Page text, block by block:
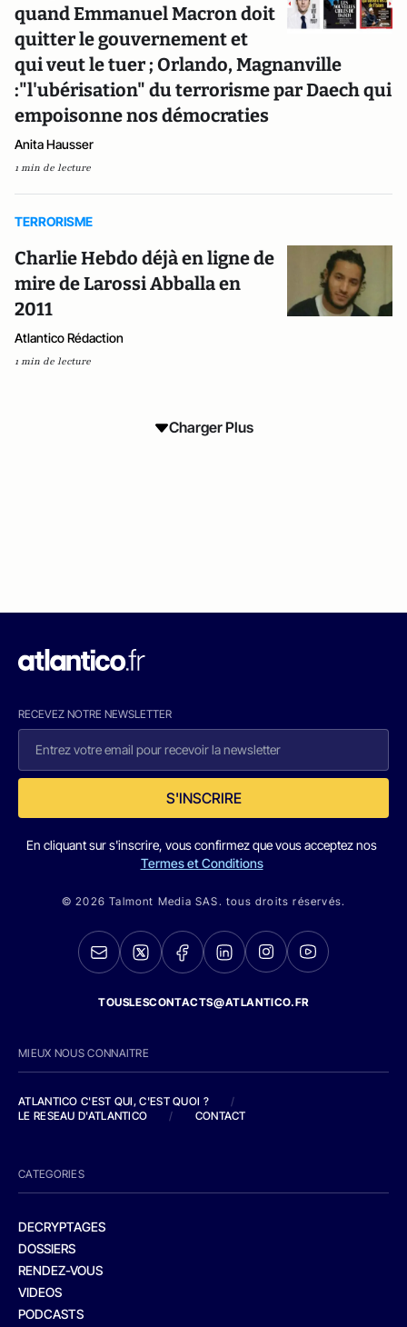
quand Emmanuel Macron doit
quitter le gouvernement et
qui veut le tuer ; Orlando, Magnanville
:"l'ubérisation" du terrorisme par Daech qui
empoisonne nos démocraties
Anita Hausser
1 min de lecture
TERRORISME
Charlie Hebdo déjà en ligne de
mire de Larossi Abballa en
2011
Atlantico Rédaction
1 min de lecture
Charger Plus
RECEVEZ NOTRE NEWSLETTER
S'INSCRIRE
En cliquant sur s'inscrire, vous confirmez que vous acceptez nos
Termes et Conditions
© 2026 Talmont Media SAS. tous droits réservés.
TOUSLESCONTACTS@ATLANTICO.FR
MIEUX NOUS CONNAITRE
ATLANTICO C'EST QUI, C'EST QUOI ?
/
LE RESEAU D'ATLANTICO
/ CONTACT
CATEGORIES
DECRYPTAGES
DOSSIERS
RENDEZ-VOUS
VIDEOS
PODCASTS